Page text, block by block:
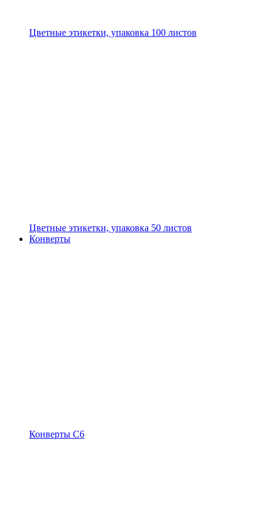
Цветные этикетки, упаковка 100 листов
Цветные этикетки, упаковка 50 листов
Конверты
Конверты С6